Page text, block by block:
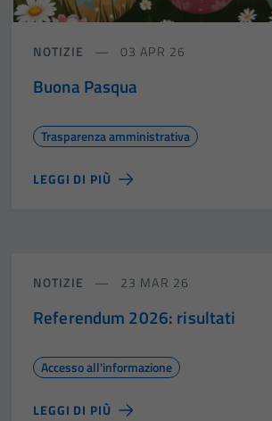
NOTIZIE 03 APR 26
Buona Pasqua
Trasparenza amministrativa
LEGGI DI PIÙ
NOTIZIE 23 MAR 26
Referendum 2026: risultati
Accesso all'informazione
LEGGI DI PIÙ